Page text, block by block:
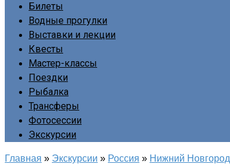
Билеты
Водные прогулки
Выставки и лекции
Квесты
Мастер-классы
Поездки
Рыбалка
Трансферы
Фотосессии
Экскурсии
Главная » Экскурсии » Россия » Нижний Новгород